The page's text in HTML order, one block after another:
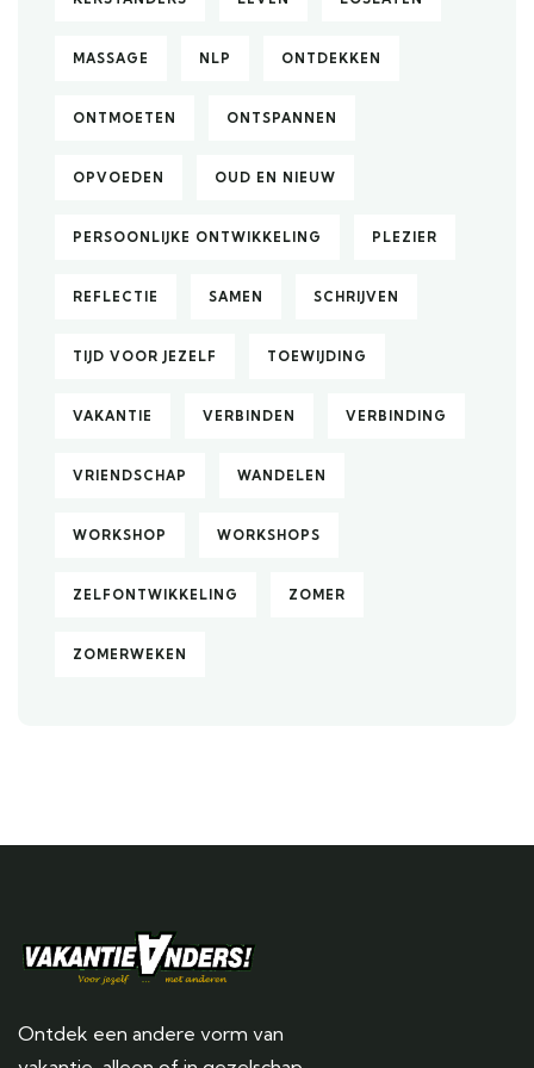
MASSAGE NLP ONTDEKKEN
ONTMOETEN ONTSPANNEN
OPVOEDEN OUD EN NIEUW
PERSOONLIJKE ONTWIKKELING PLEZIER
REFLECTIE SAMEN SCHRIJVEN
TIJD VOOR JEZELF TOEWIJDING
VAKANTIE VERBINDEN VERBINDING
VRIENDSCHAP WANDELEN
WORKSHOP WORKSHOPS
ZELFONTWIKKELING ZOMER
ZOMERWEKEN
Ontdek een andere vorm van